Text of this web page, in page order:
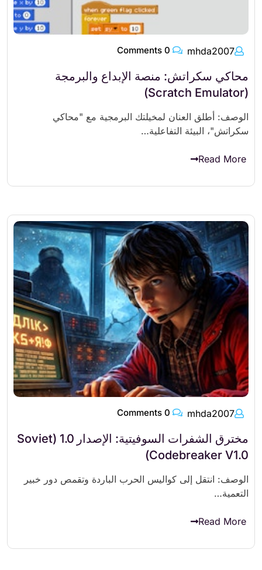
mhda2007
محاكي سكراتش: منصة الإبداع والبرمجة
(Scratch Emulator)
الوصف: أطلق العنان لمخيلتك البرمجية مع "محاكي
سكراتش"، البيئة التفاعلية…
Read More
mhda2007
مخترق الشفرات السوفيتية: الإصدار 1.0 (Soviet
Codebreaker V1.0)
الوصف: انتقل إلى كواليس الحرب الباردة وتقمص دور خبير
التعمية…
Read More